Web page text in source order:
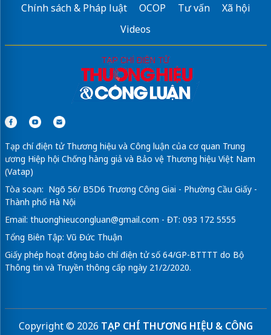
Chính sách & Pháp luật
OCOP Tư vấn
Xã hội
Videos
Tạp chí điện tử Thương hiệu và Công luận của cơ quan Trung
ương Hiệp hội Chống hàng giả và Bảo vệ Thương hiệu Việt Nam
(Vatap)
Tòa soạn: Ngõ 56/ B5D6 Trương Công Giai - Phường Cầu Giấy -
Thành phố Hà Nội
Email: thuonghieucongluan@gmail.com - ĐT: 093 172 5555
Tổng Biên Tập: Vũ Đức Thuận
Giấy phép hoạt động báo chí điện tử số 64/GP-BTTTT do Bộ
Thông tin và Truyền thông cấp ngày 21/2/2020.
Copyright © 2026 TẠP CHÍ THƯƠNG HIỆU & CÔNG